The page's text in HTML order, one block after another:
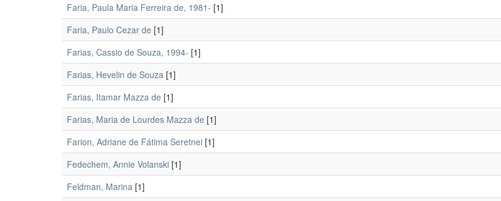
Faria, Paula Maria Ferreira de, 1981- [1]
Faria, Paulo Cezar de [1]
Farias, Cassio de Souza, 1994- [1]
Farias, Hevelin de Souza [1]
Farias, Itamar Mazza de [1]
Farias, Maria de Lourdes Mazza de [1]
Farion, Adriane de Fátima Seretnei [1]
Fedechem, Annie Volanski [1]
Feldman, Marina [1]